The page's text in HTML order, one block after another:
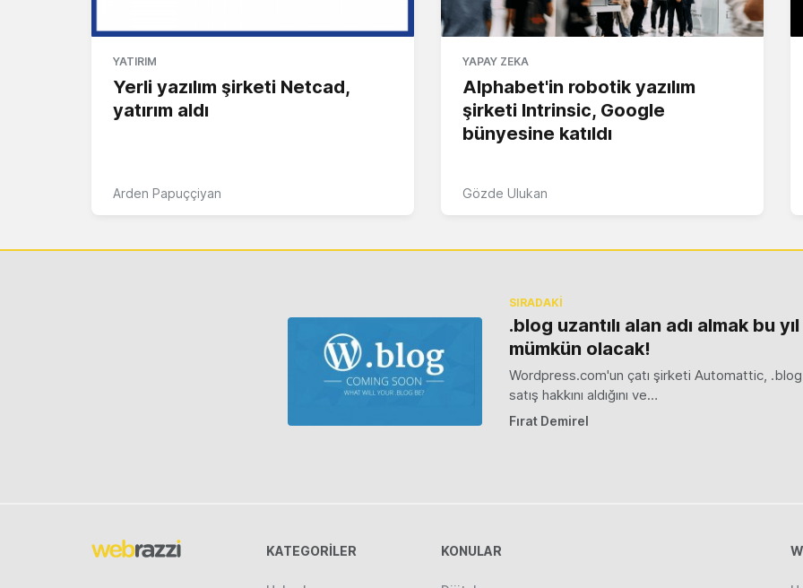
YATIRIM
Yerli yazılım şirketi Netcad,
yatırım aldı
Arden Papuççiyan
YAPAY ZEKA
Alphabet'in robotik yazılım
şirketi Intrinsic, Google
bünyesine katıldı
Gözde Ulukan
SIRADAKİ
.blog uzantılı alan adı almak bu
mümkün olacak!
Wordpress.com'un çatı şirketi Automattic, .blog
satış hakkını aldığını ve…
Fırat Demirel
KATEGORILER KONULAR